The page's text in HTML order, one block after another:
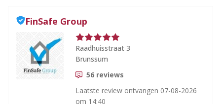
FinSafe Group
Raadhuisstraat 3
Brunssum
56 reviews
Laatste review ontvangen 07-08-2026
om 14:40